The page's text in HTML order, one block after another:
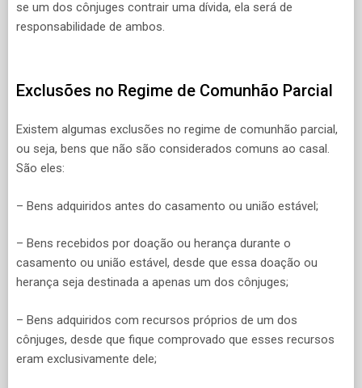
se um dos cônjuges contrair uma dívida, ela será de
responsabilidade de ambos.
Exclusões no Regime de Comunhão Parcial
Existem algumas exclusões no regime de comunhão parcial,
ou seja, bens que não são considerados comuns ao casal.
São eles:
– Bens adquiridos antes do casamento ou união estável;
– Bens recebidos por doação ou herança durante o
casamento ou união estável, desde que essa doação ou
herança seja destinada a apenas um dos cônjuges;
– Bens adquiridos com recursos próprios de um dos
cônjuges, desde que fique comprovado que esses recursos
eram exclusivamente dele;